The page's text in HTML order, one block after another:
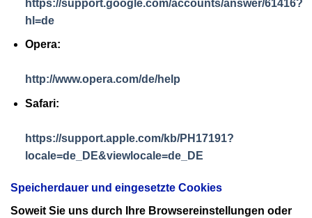
https://support.google.com/accounts/answer/61416?
hl=de
Opera:
http://www.opera.com/de/help
Safari:
https://support.apple.com/kb/PH17191?
locale=de_DE&viewlocale=de_DE
Speicherdauer und eingesetzte Cookies
Soweit Sie uns durch Ihre Browsereinstellungen oder